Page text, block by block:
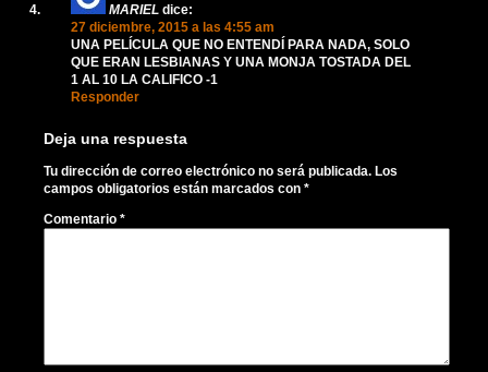
MARIEL dice:
27 diciembre, 2015 a las 4:55 am
UNA PELÍCULA QUE NO ENTENDÍ PARA NADA, SOLO
QUE ERAN LESBIANAS Y UNA MONJA TOSTADA DEL
1 AL 10 LA CALIFICO -1
Responder
Deja una respuesta
Tu dirección de correo electrónico no será publicada. Los
campos obligatorios están marcados con *
Comentario *